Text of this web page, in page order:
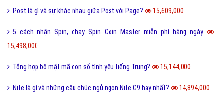
Thị Xã Huyện và Thị Trấn cái nào lớn hơn? 20,090,000
Tool là gì và ưu nhược điểm khi sử dụng Tool? 19,733,000
19,122,000
100+ thuật ngữ trong Rap cực chất, người chơi hệ Underground phải